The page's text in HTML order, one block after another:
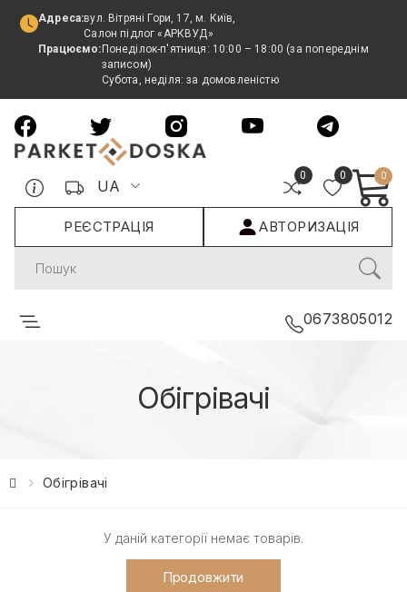
Адреса:вул. Вітряні Гори, 17, м. Київ,
Салон підлог «АРКВУД»
Працюємо: Понеділок-п'ятниця: 10:00 – 18:00 (за попереднім
записом)
Субота, неділя: за домовленістю
UA
0 0 0
РЕЄСТРАЦІЯ АВТОРИЗАЦІЯ
Search
0673805012
Обігрівачі
Обігрівачі
У даній категорії немає товарів.
Продовжити